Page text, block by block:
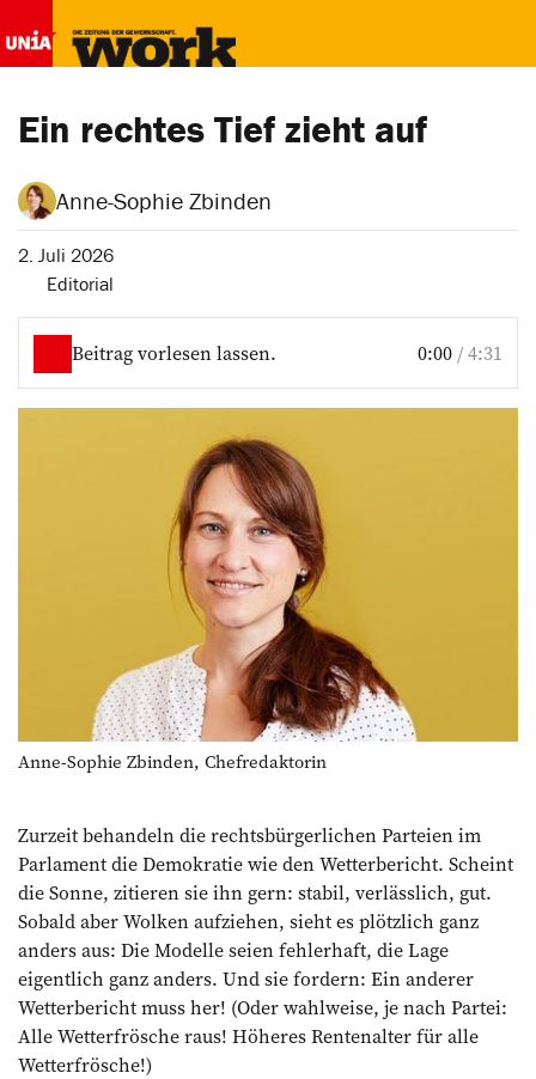
Ein rechtes Tief zieht auf
Anne-Sophie Zbinden
2. Juli 2026
Editorial
Beitrag vorlesen lassen. 0:00 /4:31
Anne-Sophie Zbinden, Chefredaktorin
Zurzeit behandeln die rechtsbürgerlichen ­Parteien im
Parlament die Demokratie wie den Wetterbericht. Scheint
die Sonne, zitieren sie ihn gern: stabil, verlässlich, gut.
Sobald aber Wolken aufziehen, sieht es plötzlich ganz
anders aus: Die Modelle seien fehlerhaft, die Lage
eigentlich ganz anders. Und sie fordern: Ein anderer
Wetter­bericht muss her! (Oder wahlweise, je nach ­Partei:
Alle Wetterfrösche raus! Höheres Renten­alter für alle
Wetterfrösche!)